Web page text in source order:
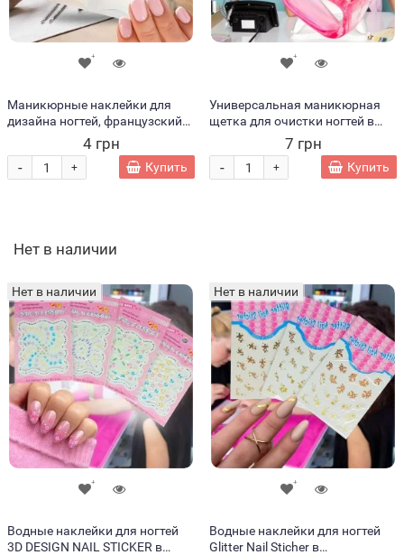
Маникюрные наклейки для
дизайна ногтей, французский
4 грн
+
- Купить
Универсальная маникюрная
щетка для очистки ногтей в
ассортименте.7 грн
+
- Купить
Нет в наличии
Нет в наличии
Водные наклейки для ногтей
3D DESIGN NAIL STICKER в
Нет в наличии
Водные наклейки для ногтей
Glitter Nail Sticher в